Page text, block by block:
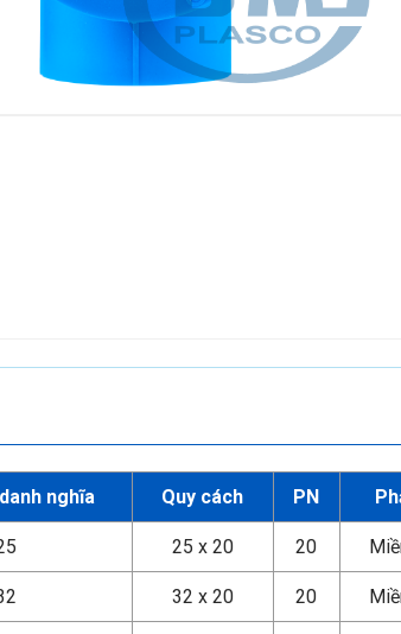
Ống HDPE
Phụ tùng
nghĩa Quy cách PN
25 x 20 20
32 x 20 20